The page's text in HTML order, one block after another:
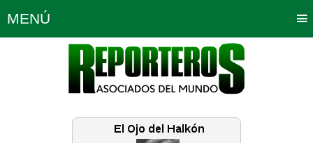
MENÚ
Política Opinión Bogotá
Planeta Tierra Deportes
Educación Neira